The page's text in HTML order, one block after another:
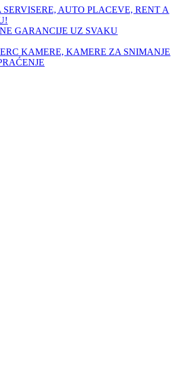
AUTO PLACEVE, RENT A
GARANCIJE UZ SVAKU
KAMERE, KAMERE ZA SNIMANJE